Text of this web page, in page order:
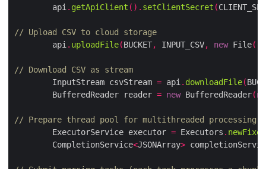
        api
. getApiClient (). setClientSecret (
// Upload CSV to cloud storage
        api
. uploadFile(BUCKET, INPUT_CSV, new File(
// Download CSV as stream
        InputStream csvStream
= api . downloadFile(
        BufferedReader reader
= new BufferedReader(
// Prepare thread pool for multithreaded processing
        ExecutorService executor
= Executors .
        CompletionService
<JSONArray>